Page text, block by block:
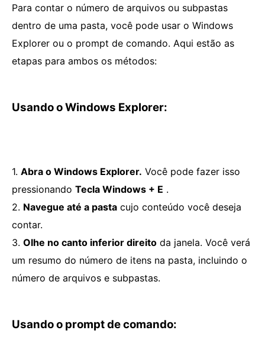
Para contar o número de arquivos ou subpastas
dentro de uma pasta, você pode usar o Windows
Explorer ou o prompt de comando. Aqui estão as
etapas para ambos os métodos:
Usando o Windows Explorer:
1. Abra o Windows Explorer. Você pode fazer isso
pressionando Tecla Windows + E .
2. Navegue até a pasta cujo conteúdo você deseja
contar.
3. Olhe no canto inferior direito da janela. Você verá
um resumo do número de itens na pasta, incluindo o
número de arquivos e subpastas.
Usando o prompt de comando: